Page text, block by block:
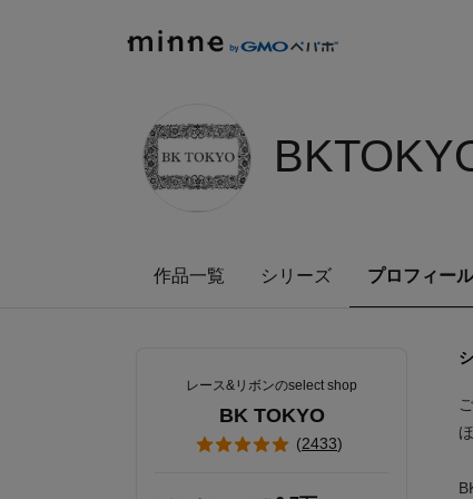
作品一覧 シリーズ プロフィール
レース&リボンのselect shop
BK TOKYO
(2433)